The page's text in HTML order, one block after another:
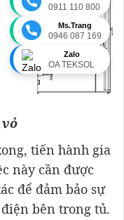
0911 110 800
Ms.Trang
0946 087 169
Zalo
OA TEKSOL
tiến hành gia
này cần được
để đảm bảo sự
bên trong tủ.